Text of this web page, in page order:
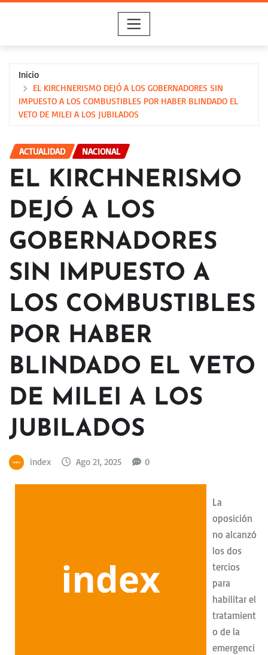
Inicio
EL KIRCHNERISMO DEJÓ A LOS GOBERNADORES SIN
IMPUESTO A LOS COMBUSTIBLES POR HABER BLINDADO EL
VETO DE MILEI A LOS JUBILADOS
ACTUALIDAD NACIONAL
EL KIRCHNERISMO
DEJÓ A LOS
GOBERNADORES
SIN IMPUESTO A
LOS COMBUSTIBLES
POR HABER
BLINDADO EL VETO
DE MILEI A LOS
JUBILADOS
index Ago 21, 2025 0
La
oposición
no alcanzó
los dos
tercios
para
habilitar el
tratamient
o de la
emergenci